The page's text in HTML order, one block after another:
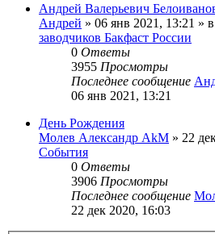
Андрей Валерьевич
Андрей » 06 янв 2021, 13:21 »
заводчиков Бакфаст России
0 Ответы
3955 Просмотры
Последнее сообщение
06 янв 2021, 13:21
День Рождения
Молев Александр AkM » 22
События
0 Ответы
3906 Просмотры
Последнее сообщение
22 дек 2020, 16:03